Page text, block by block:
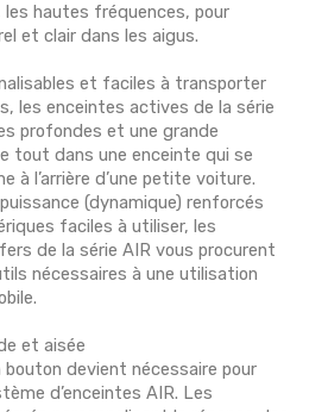
hautes fréquences, pour
et clair dans les aigus.
et faciles à transporter
les enceintes actives de la série
profondes et une grande
tout dans une enceinte qui se
à l’arrière d’une petite voiture.
(dynamique) renforcés
faciles à utiliser, les
de la série AIR vous procurent
nécessaires à une utilisation
et aisée
bouton devient nécessaire pour
d’enceintes AIR. Les